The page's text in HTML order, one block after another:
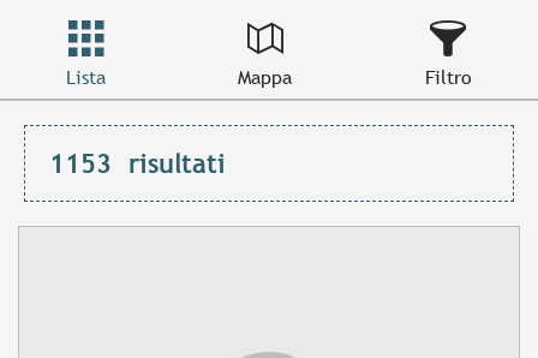
Lista Mappa Filtro
1153 risultati